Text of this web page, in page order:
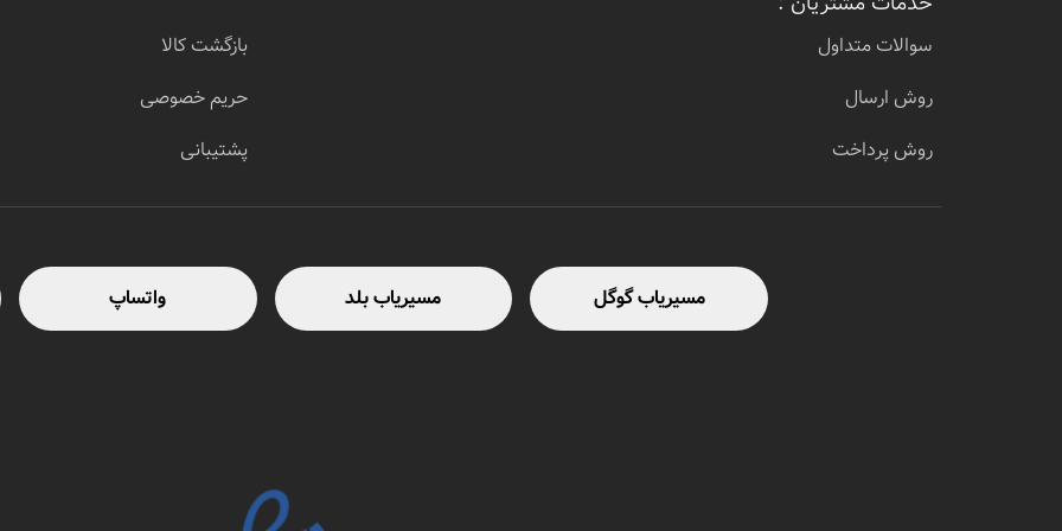
سوالات متداول
بازگشت کالا
روش ارسال
حریم خصوصی
روش پرداخت
پشتیبانی
مسیریاب گوگل مسیریاب بلد واتساپ